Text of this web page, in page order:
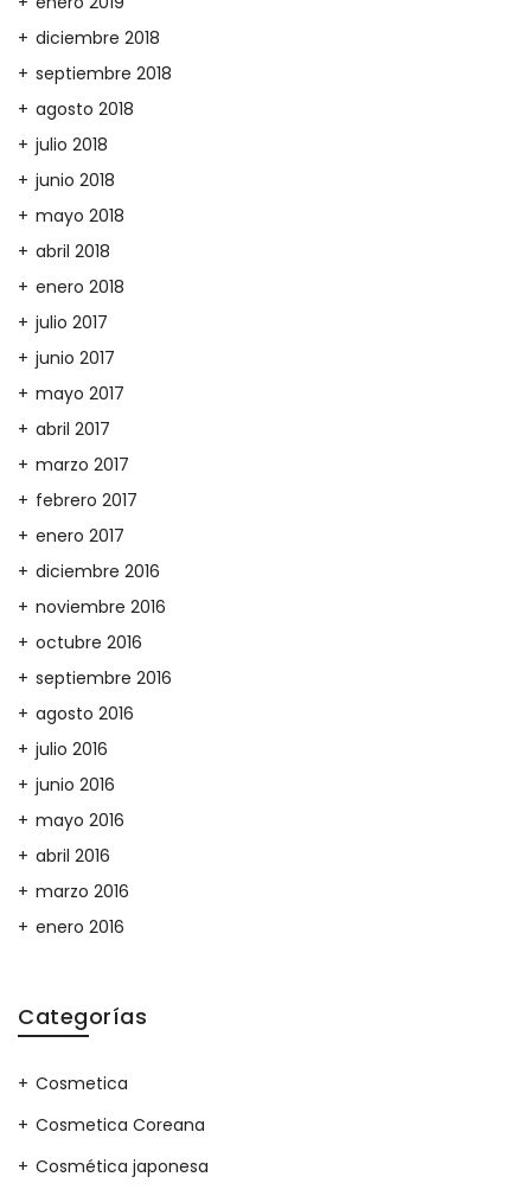
diciembre 2018
septiembre 2018
agosto 2018
julio 2018
junio 2018
mayo 2018
abril 2018
enero 2018
julio 2017
junio 2017
mayo 2017
abril 2017
marzo 2017
febrero 2017
enero 2017
diciembre 2016
noviembre 2016
octubre 2016
septiembre 2016
agosto 2016
julio 2016
junio 2016
mayo 2016
abril 2016
marzo 2016
enero 2016
Categorías
Cosmetica
Cosmetica Coreana
Cosmética japonesa